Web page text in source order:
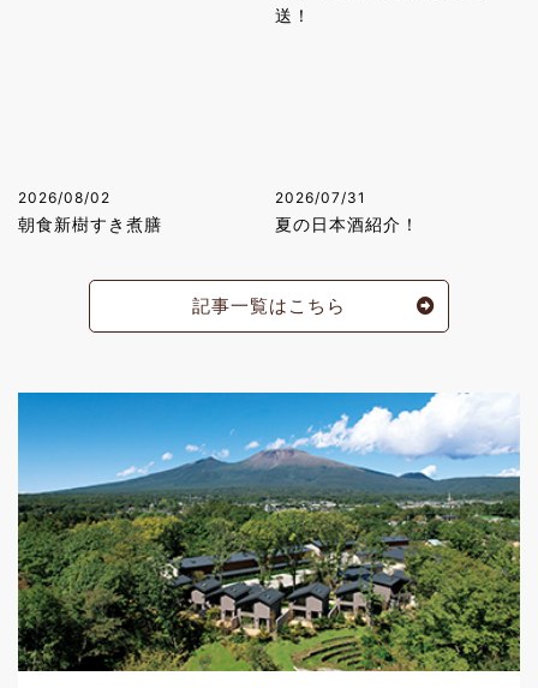
送！
2026/08/02
朝食新樹すき煮膳
2026/07/31
夏の日本酒紹介！
記事一覧はこちら